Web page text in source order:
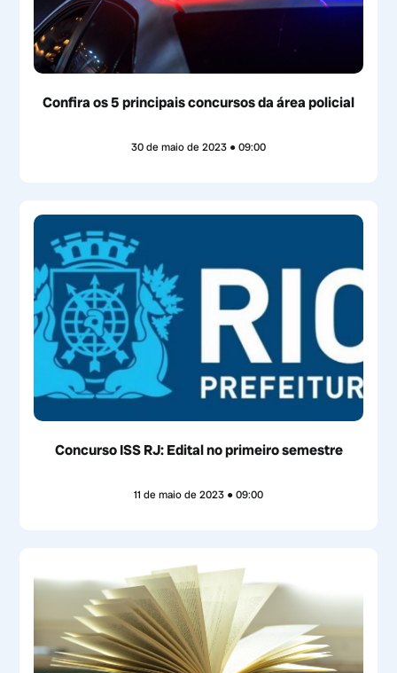
Confira os 5 principais concursos da área policial
30 de maio de 2023 09:00
Concurso ISS RJ: Edital no primeiro semestre
11 de maio de 2023 09:00